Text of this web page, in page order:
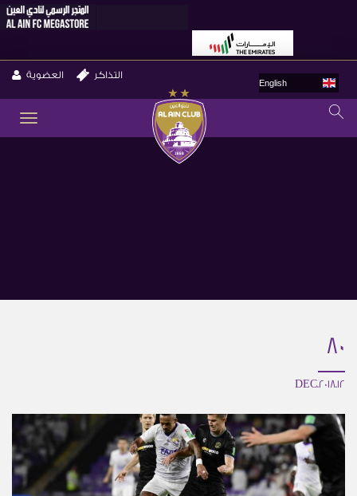
English
التذاكر العضوية
80
12.DEC.2018